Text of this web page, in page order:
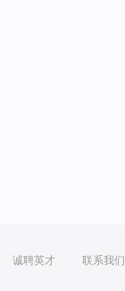
诚聘英才 联系我们